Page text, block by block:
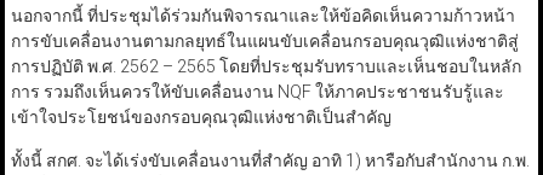
นอกจากนี้ ที่ประชุมได้ร่วมกันพิจารณาและให้ข้อคิดเห็นความก้าวหน้า
การขับเคลื่อนงานตามกลยุทธ์ในแผนขับเคลื่อนกรอบคุณวุฒิแห่งชาติสู่
การปฏิบัติ พ.ศ. 2562 – 2565 โดยที่ประชุมรับทราบและเห็นชอบในหลัก
การ รวมถึงเห็นควรให้ขับเคลื่อนงาน NQF ให้ภาคประชาชนรับรู้และ
เข้าใจประโยชน์ของกรอบคุณวุฒิแห่งชาติเป็นสำคัญ
ทั้งนี้ สกศ. จะได้เร่งขับเคลื่อนงานที่สำคัญ อาทิ 1) หารือกับสำนักงาน ก.พ.